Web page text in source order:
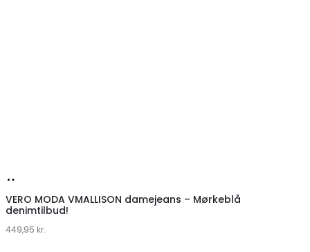
hos
VERO MODA VMALLISON damejeans – Mørkeblå
denimtilbud!
449,95 kr.